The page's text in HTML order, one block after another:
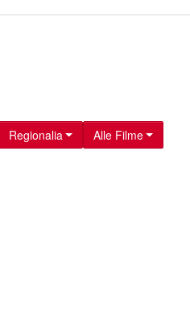
Regionalia Alle Filme